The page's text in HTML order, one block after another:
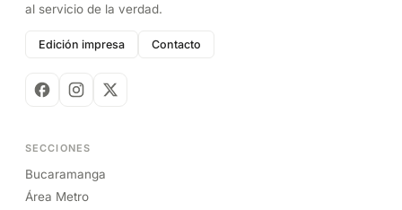
al servicio de la verdad.
Edición impresa Contacto
SECCIONES
Bucaramanga
Área Metro